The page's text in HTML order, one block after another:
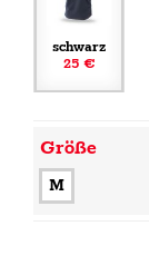
schwarz
25 €
Größe
M